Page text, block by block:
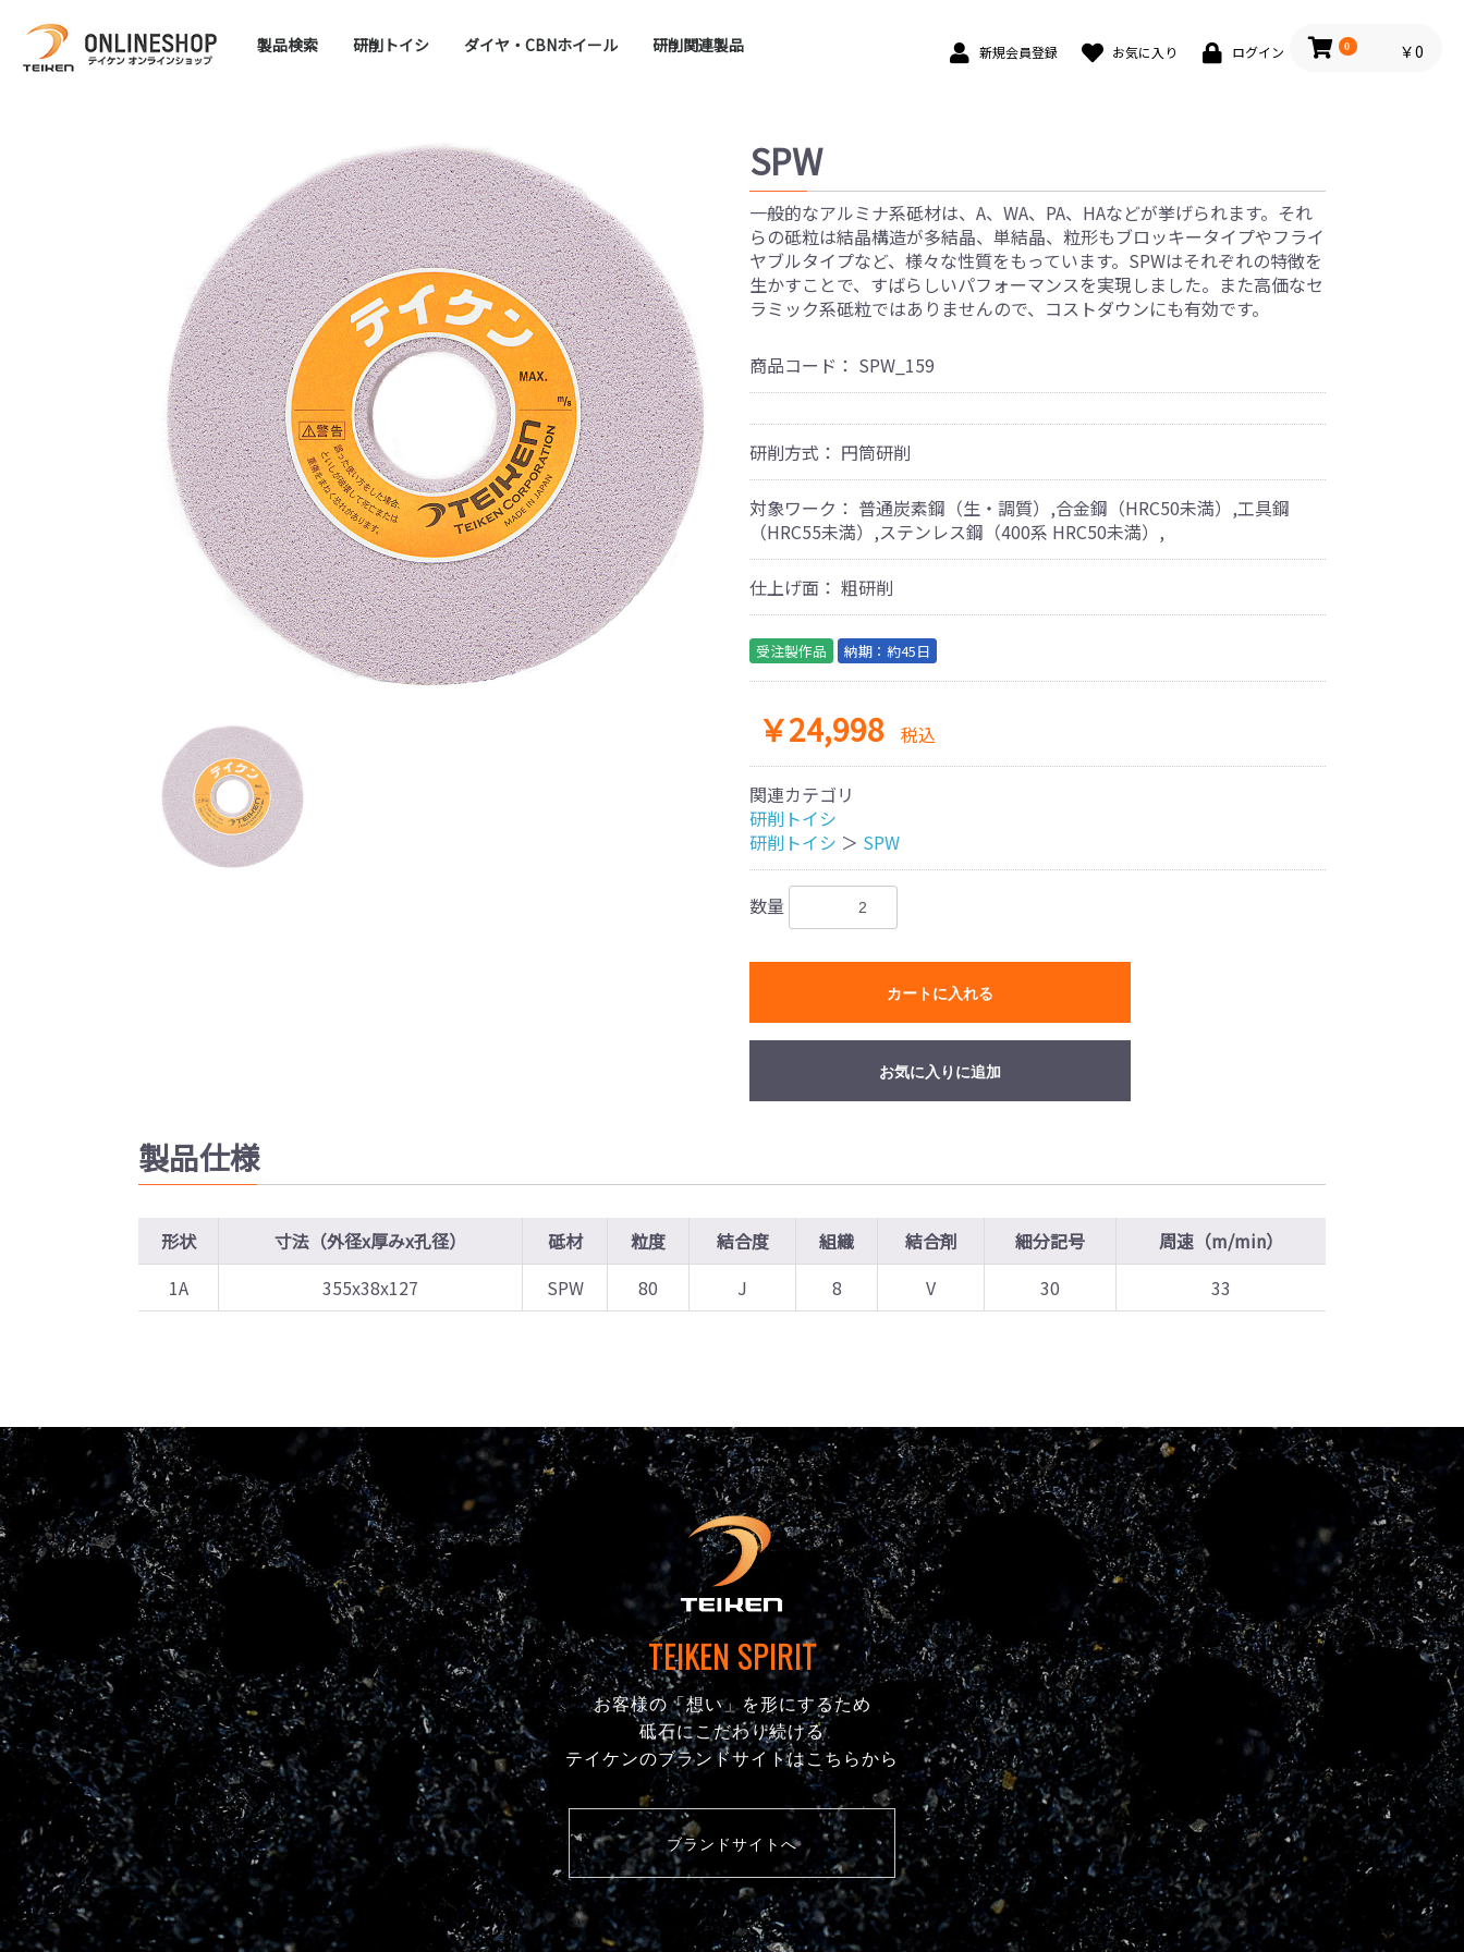
新規会員登録 お気に入り ログイン 0 ￥0
製品検索 ​研削トイシ ​ダイヤ・CBNホイール ​研削関連製品
SPW
一般的なアルミナ系砥材は、A、WA、PA、HAなどが挙げられます。それ
らの砥粒は結晶構造が多結晶、単結晶、粒形もブロッキータイプやフライ
ヤブルタイプなど、様々な性質をもっています。SPWはそれぞれの特徴を
生かすことで、すばらしいパフォーマンスを実現しました。また高価なセ
ラミック系砥粒ではありませんので、コストダウンにも有効です。
商品コード： SPW_159
研削方式： 円筒研削
対象ワーク： 普通炭素鋼（生・調質）,合金鋼（HRC50未満）,工具鋼
（HRC55未満）,ステンレス鋼（400系 HRC50未満）,
仕上げ面： 粗研削
受注製作品 納期：約45日
￥24,998 税込
関連カテゴリ
​研削トイシ
​研削トイシ ＞ SPW
数量
カートに入れる
お気に入りに追加
製品仕様
形状 寸法（外径x厚みx孔径） 砥材 粒度 結合度 組織 結合剤 細分記号
周速（m/min）
1A
355x38x127 SPW 80 J 8 V 30 33
TEIKEN SPIRIT
お客様の「想い」を形にするため
砥石にこだわり続ける
テイケンのブランドサイトはこちらから
ブランドサイトへ